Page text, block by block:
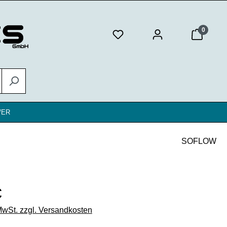
0
SOFLOW
zzgl. Versandkosten